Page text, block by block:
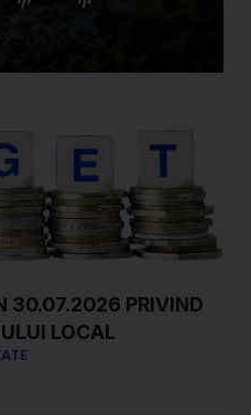
30.07.2026 PRIVIND
LOCAL